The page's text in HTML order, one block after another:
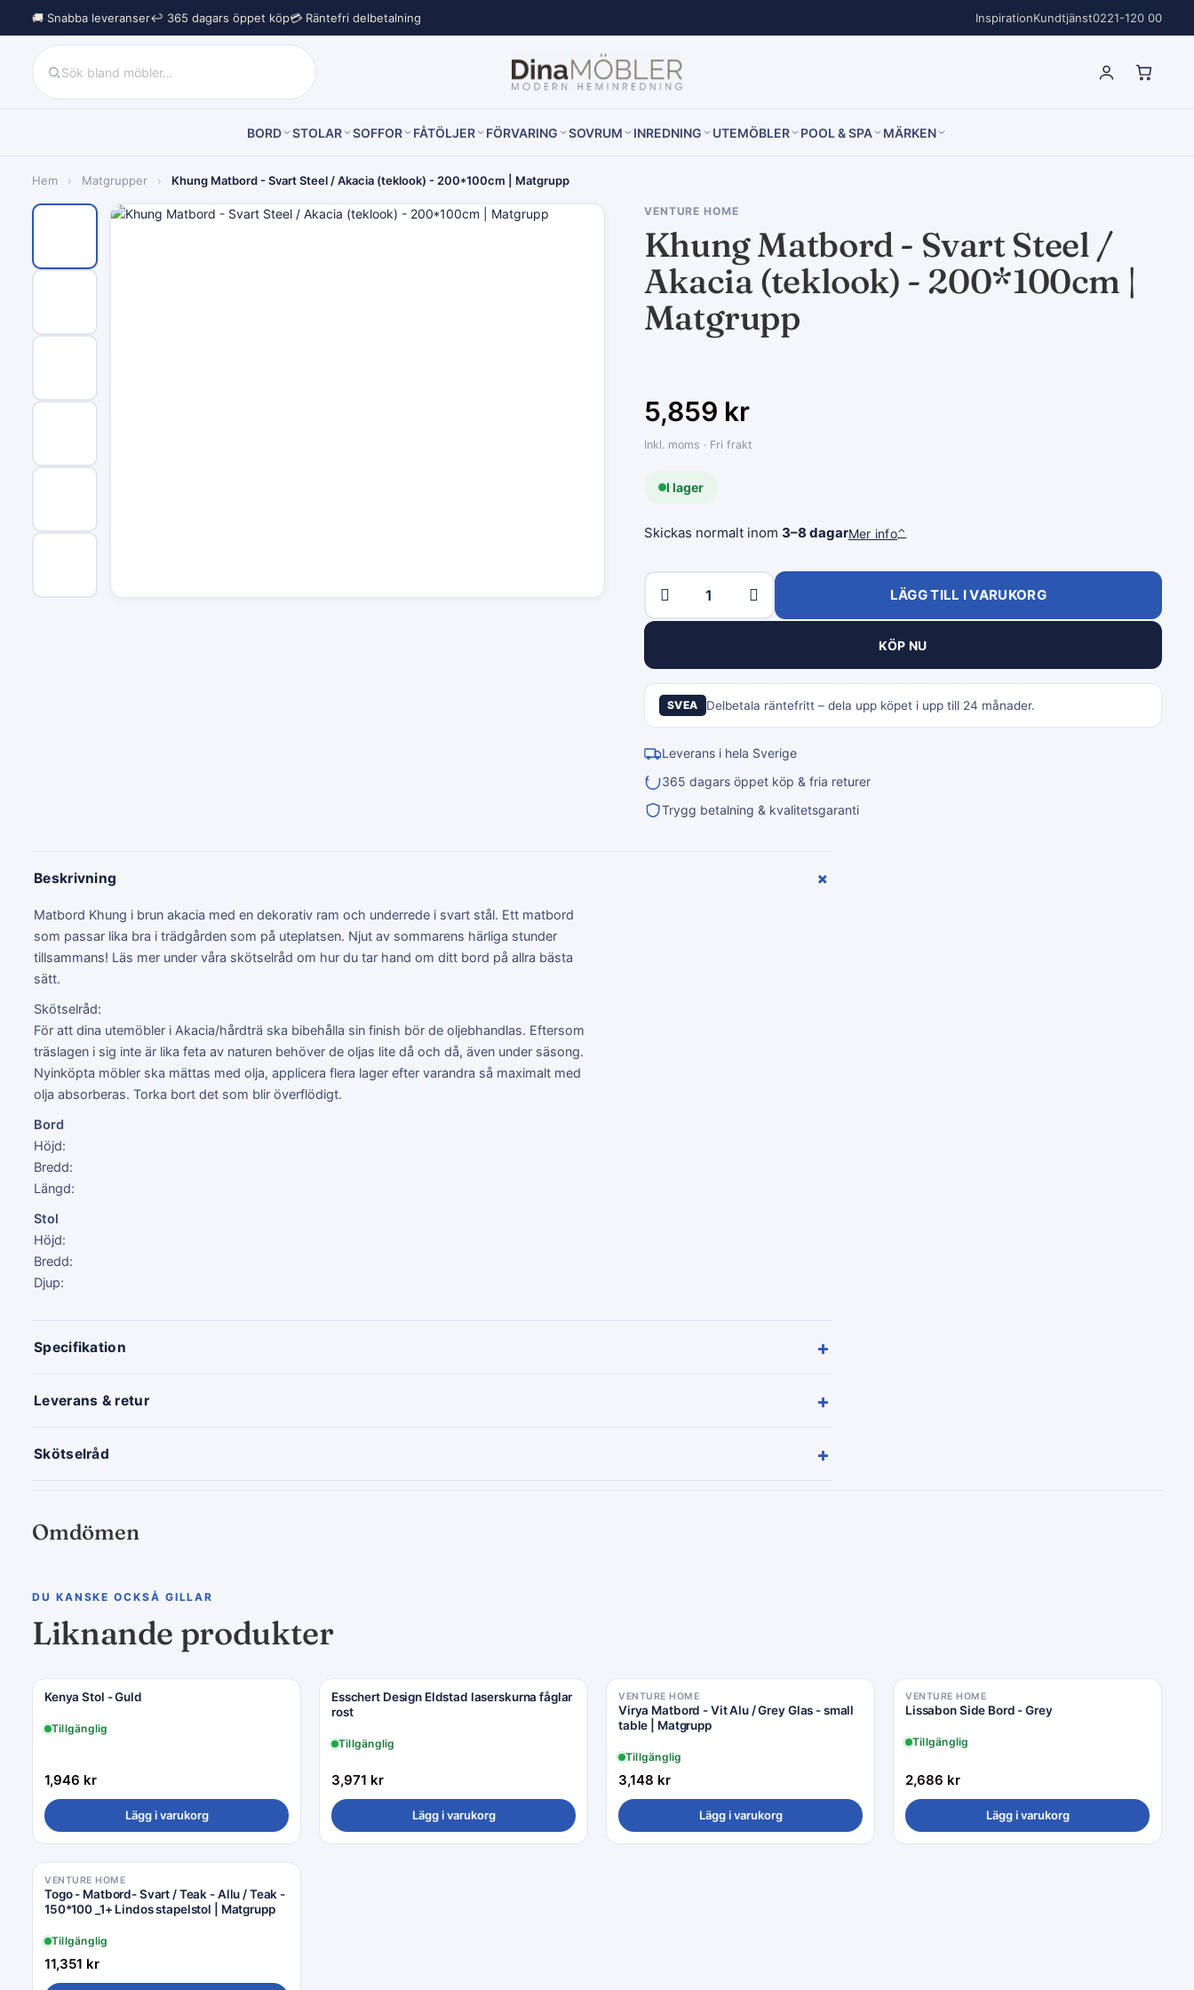
🚚 Snabba leveranser↩︎ 365 dagars öppet köp💳 Räntefri delbetalning InspirationKundtjänst0221-120 00
BORD STOLAR SOFFOR FÅTÖLJER FÖRVARING SOVRUM INREDNING UTEMÖBLER POOL & SPA MÄRKEN
Hem › Matgrupper › Khung Matbord - Svart Steel / Akacia (teklook) - 200*100cm | Matgrupp
VENTURE HOME
Khung Matbord - Svart Steel /
Akacia (teklook) - 200*100cm |
Matgrupp
5,859 kr
Inkl. moms · Fri frakt
I lager
Skickas normalt inom 3–8 dagarMer info⌃
LÄGG TILL I VARUKORG
KÖP NU
SVEA Delbetala räntefritt – dela upp köpet i upp till 24 månader.
Leverans i hela Sverige
365 dagars öppet köp & fria returer
Trygg betalning & kvalitetsgaranti
Beskrivning +
Matbord Khung i brun akacia med en dekorativ ram och underrede i svart stål. Ett matbord
som passar lika bra i trädgården som på uteplatsen. Njut av sommarens härliga stunder
tillsammans! Läs mer under våra skötselråd om hur du tar hand om ditt bord på allra bästa
sätt.
Skötselråd:
För att dina utemöbler i Akacia/hårdträ ska bibehålla sin finish bör de oljebhandlas. Eftersom
träslagen i sig inte är lika feta av naturen behöver de oljas lite då och då, även under säsong.
Nyinköpta möbler ska mättas med olja, applicera flera lager efter varandra så maximalt med
olja absorberas. Torka bort det som blir överflödigt.
Bord
Höjd:
Bredd:
Längd:
Stol
Höjd:
Bredd:
Djup:
Specifikation +
Leverans & retur +
Skötselråd +
Omdömen
DU KANSKE OCKSÅ GILLAR
Liknande produkter
Kenya Stol - Guld
Tillgänglig
1,946 kr
Lägg i varukorg
Esschert Design Eldstad laserskurna fåglar
rost
Tillgänglig
3,971 kr
Lägg i varukorg
VENTURE HOME
Virya Matbord - Vit Alu / Grey Glas - small
table | Matgrupp
Tillgänglig
3,148 kr
Lägg i varukorg
VENTURE HOME
Lissabon Side Bord - Grey
Tillgänglig
2,686 kr
Lägg i varukorg
VENTURE HOME
Togo - Matbord- Svart / Teak - Allu / Teak -
150*100 _1+ Lindos stapelstol | Matgrupp
Tillgänglig
11,351 kr